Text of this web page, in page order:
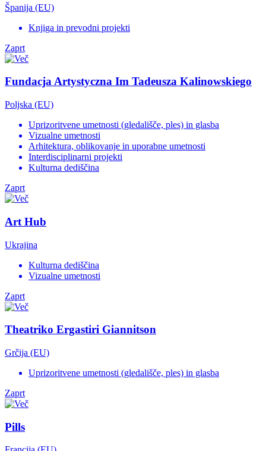
Španija (EU)
Knjiga in prevodni projekti
Zaprt
Fundacja Artystyczna Im Tadeusza Kalinowskiego
Poljska (EU)
Uprizoritvene umetnosti (gledališče, ples) in glasba
Vizualne umetnosti
Arhitektura, oblikovanje in uporabne umetnosti
Interdisciplinarni projekti
Kulturna dediščina
Zaprt
Art Hub
Ukrajina
Kulturna dediščina
Vizualne umetnosti
Zaprt
Theatriko Ergastiri Giannitson
Grčija (EU)
Uprizoritvene umetnosti (gledališče, ples) in glasba
Zaprt
Pills